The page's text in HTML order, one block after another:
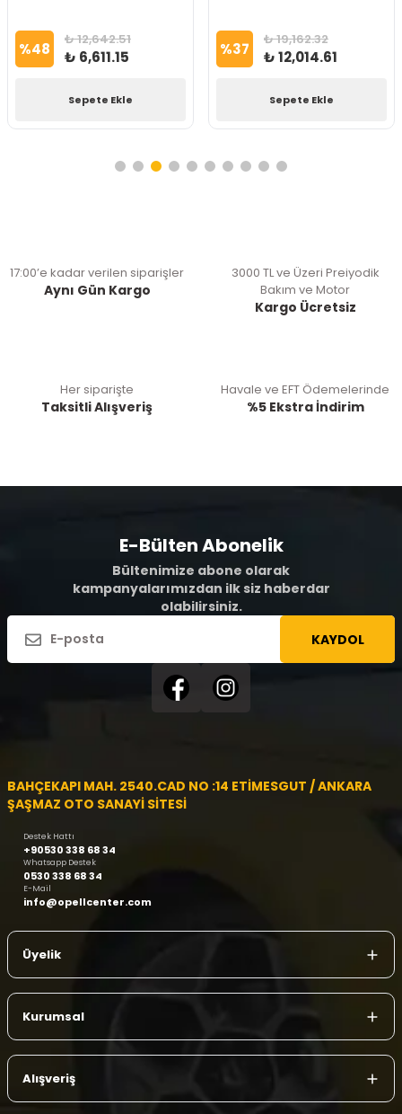
%48 ₺ 12,642.51
₺ 6,611.15
Sepete Ekle
%37 ₺ 19,162.32
₺ 12,014.61
Sepete Ekle
17:00’e kadar verilen siparişler
Aynı Gün Kargo
3000 TL ve Üzeri Preiyodik
Bakım ve Motor
Kargo Ücretsiz
Her siparişte
Taksitli Alışveriş
Havale ve EFT Ödemelerinde
%5 Ekstra İndirim
E-Bülten Abonelik
Bültenimize abone olarak
kampanyalarımızdan ilk siz haberdar
olabilirsiniz.
KAYDOL
BAHÇEKAPI MAH. 2540.CAD NO :14 ETİMESGUT / ANKARA
ŞAŞMAZ OTO SANAYİ SİTESİ
Destek Hattı
+90530 338 68 34
Whatsapp Destek
0530 338 68 34
E-Mail
info@opellcenter.com
Üyelik
Kurumsal
Alışveriş